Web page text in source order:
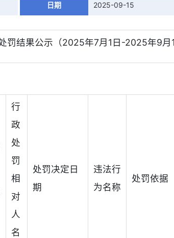
日期 2025-09-15
年7月1日-2025年9月1
行
政
处
罚
相
对
人
名
处罚决定日
期
违法行
为名称
处罚依据